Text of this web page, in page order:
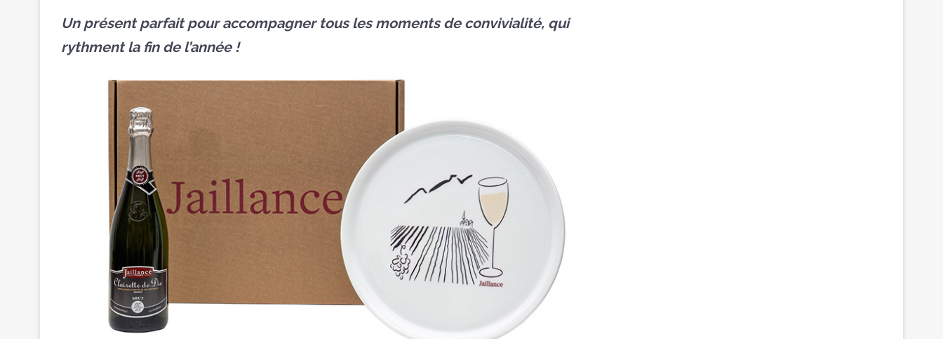
Un présent parfait pour accompagner tous les moments de convivialité, qui
rythment la fin de l’année !